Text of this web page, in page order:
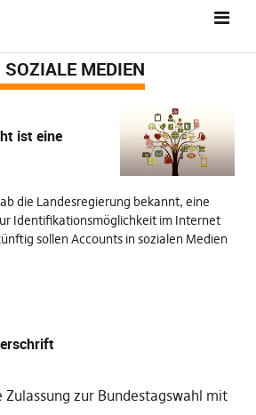
SOZIALE MEDIEN
ist eine
die Landesregierung bekannt, eine
Identifikationsmöglichkeit im Internet
sollen Accounts in sozialen Medien
zur Bundestagswahl mit